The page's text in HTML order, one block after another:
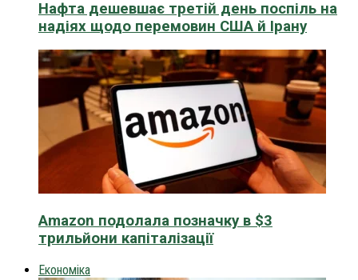
Нафта дешевшає третій день поспіль на
надіях щодо перемовин США й Ірану
Amazon подолала позначку в $3
трильйони капіталізації
Економіка